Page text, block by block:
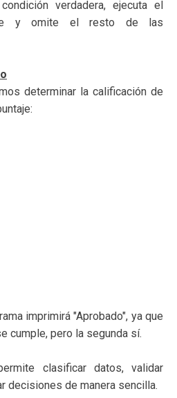
verdadera, ejecuta el
y omite el resto de las
determinar la calificación de
imprimirá "Aprobado", ya que
cumple, pero la segunda sí.
clasificar datos, validar
decisiones de manera sencilla.